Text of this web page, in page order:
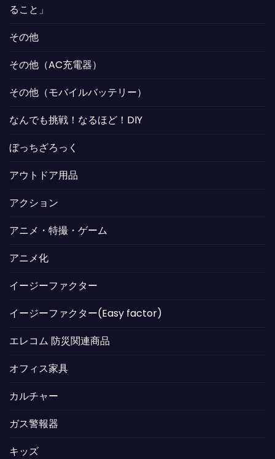
ること」
その他
その他（AC充電器）
その他（モバイルバッテリー）
なんでも挑戦！なるほど！DIY
ぼっちざろっく
アウトドア用品
アクション
アニメ・特撮・ゲーム
アニメ化
イージーファクター
イージーファクター(Easy factor)
エレコム 防災関連商品
オフィス家具
カルチャー
ガス警報器
キッズ